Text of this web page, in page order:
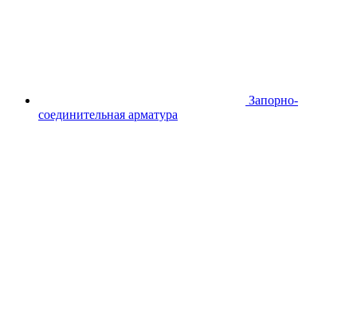
Запорно-
соединительная арматура